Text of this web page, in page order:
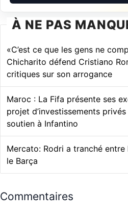
À NE PAS
«C’est ce que les gens ne
Chicharito défend Cristiano
critiques sur son arrogance
Maroc : La Fifa présente ses
projet d’investissements
soutien à Infantino
Mercato: Rodri a tranché entre
le Barça
Commentaires